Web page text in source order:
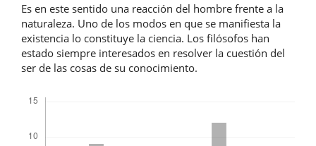
Es en este sentido una reacción del hombre frente a la
naturaleza. Uno de los modos en que se manifiesta la
existencia lo constituye la ciencia. Los filósofos han
estado siempre interesados en resolver la cuestión del
ser de las cosas de su conocimiento.